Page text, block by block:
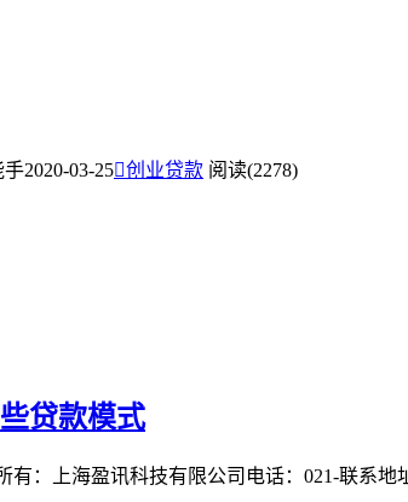
手2020-03-25创业贷款 阅读(2278)
贷款模式
所有：上海盈讯科技有限公司电话：021-联